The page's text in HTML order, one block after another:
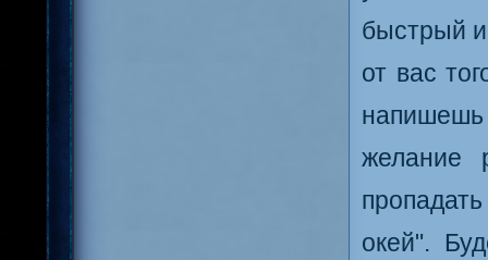
быстрый
от вас
желание
окей".